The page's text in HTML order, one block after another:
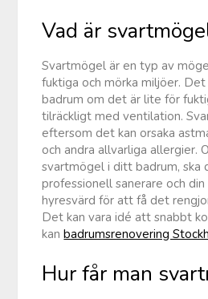
Vad är
Svartmögel är en typ av
fuktiga och mörka miljöer.
badrum om det är lite för
tilräckligt med ventilation.
eftersom det kan orsaka
och andra allvarliga allergier.
svartmögel i ditt badrum, ska
professionell sanerare och
hyresvärd för att få det
Det kan vara idé att snabbt
kanbadrumsrenovering
Hur får man